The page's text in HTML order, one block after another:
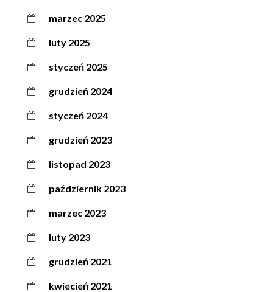
marzec 2025
luty 2025
styczeń 2025
grudzień 2024
styczeń 2024
grudzień 2023
listopad 2023
październik 2023
marzec 2023
luty 2023
grudzień 2021
kwiecień 2021